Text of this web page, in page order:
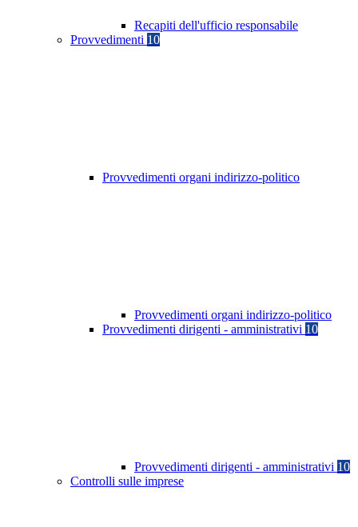
Recapiti dell'ufficio responsabile
Provvedimenti 10
Provvedimenti organi indirizzo-politico
Provvedimenti organi indirizzo-politico
Provvedimenti dirigenti - amministrativi 10
Provvedimenti dirigenti - amministrativi 10
Controlli sulle imprese